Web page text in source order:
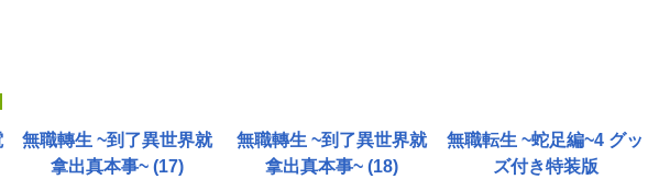
無職轉生 ~到了異世界就
拿出真本事~ (17)
無職轉生 ~到了異世界就
拿出真本事~ (18)
無職転生 ~蛇足編~4 グッ
ズ付き特装版